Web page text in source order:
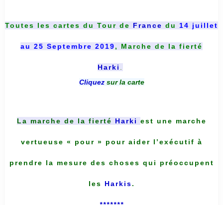
Toutes les cartes du Tour de France du 14 juillet
au 25 Septembre 2019, Marche de la fierté
Harki .
Cliquez sur la carte
La marche de la fierté Harki est une marche
vertueuse « pour » pour aider l’exécutif à
prendre la mesure des choses qui préoccupent
les Harkis.